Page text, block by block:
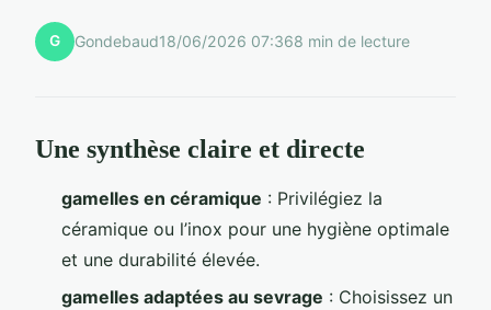
G Gondebaud18/06/2026 07:368 min de lecture
Une synthèse claire et directe
gamelles en céramique : Privilégiez la
céramique ou l’inox pour une hygiène optimale
et une durabilité élevée.
gamelles adaptées au sevrage : Choisissez un